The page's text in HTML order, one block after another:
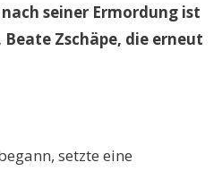
seiner Ermordung ist
Zschäpe, die erneut
setzte eine